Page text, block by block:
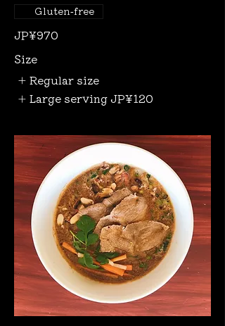
JP¥970
Gluten-free
Size
Regular size
Large serving JP¥120